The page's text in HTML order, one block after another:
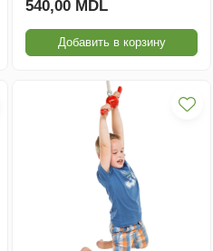
540,00 MDL
Добавить в корзину